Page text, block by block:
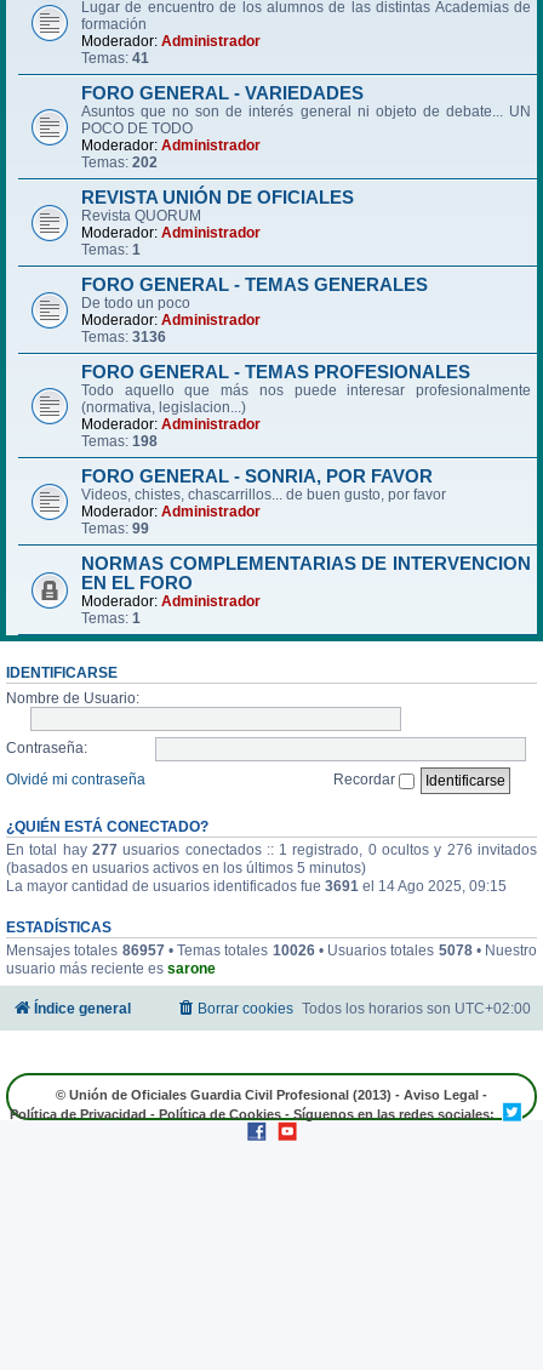
Lugar de encuentro de los alumnos de las distintas Academias de
formación
Moderador: Administrador
Temas: 41
FORO GENERAL - VARIEDADES
Asuntos que no son de interés general ni objeto de debate... UN
POCO DE TODO
Moderador: Administrador
Temas: 202
REVISTA UNIÓN DE OFICIALES
Revista QUORUM
Moderador: Administrador
Temas: 1
FORO GENERAL - TEMAS GENERALES
De todo un poco
Moderador: Administrador
Temas: 3136
FORO GENERAL - TEMAS PROFESIONALES
Todo aquello que más nos puede interesar profesionalmente
(normativa, legislacion...)
Moderador: Administrador
Temas: 198
FORO GENERAL - SONRIA, POR FAVOR
Videos, chistes, chascarrillos... de buen gusto, por favor
Moderador: Administrador
Temas: 99
NORMAS COMPLEMENTARIAS DE INTERVENCION
EN EL FORO
Moderador: Administrador
Temas: 1
IDENTIFICARSE
Nombre de Usuario:
Contraseña:
Olvidé mi contraseña
Recordar
¿QUIÉN ESTÁ CONECTADO?
En total hay 277usuarios conectados :: 1 registrado, 0 ocultos y 276 invitados
(basados en usuarios activos en los últimos 5 minutos)
La mayor cantidad de usuarios identificados fue 3691 el 14 Ago 2025, 09:15
ESTADÍSTICAS
Mensajes totales 86957• Temas totales 10026• Usuarios totales 5078• Nuestro
usuario más reciente es sarone
Índice general Todos los horarios son UTC+02:00
Borrar cookies
© Unión de Oficiales Guardia Civil Profesional (2013) - Aviso Legal -
Política de Privacidad - Política de Cookies - Síguenos en las redes sociales: